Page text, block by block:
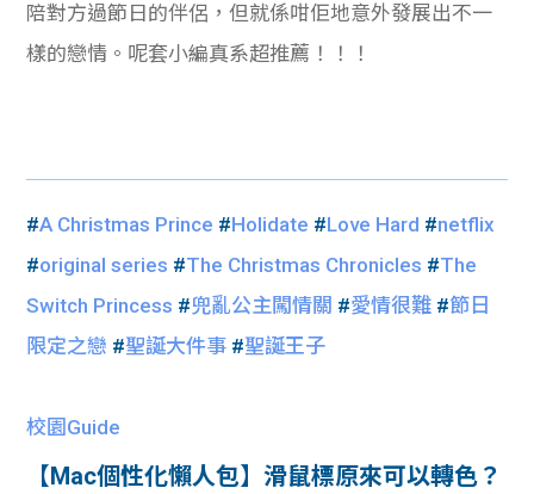
陪對方過節日的伴侶，但就係咁佢地意外發展出不一
樣的戀情。呢套小編真系超推薦！！！
#A Christmas Prince #Holidate #Love Hard #netflix
#original series #The Christmas Chronicles #The
Switch Princess #兜亂公主闖情關 #愛情很難 #節日
限定之戀 #聖誕大件事 #聖誕王子
校園Guide
【Mac個性化懶人包】滑鼠標原來可以轉色？